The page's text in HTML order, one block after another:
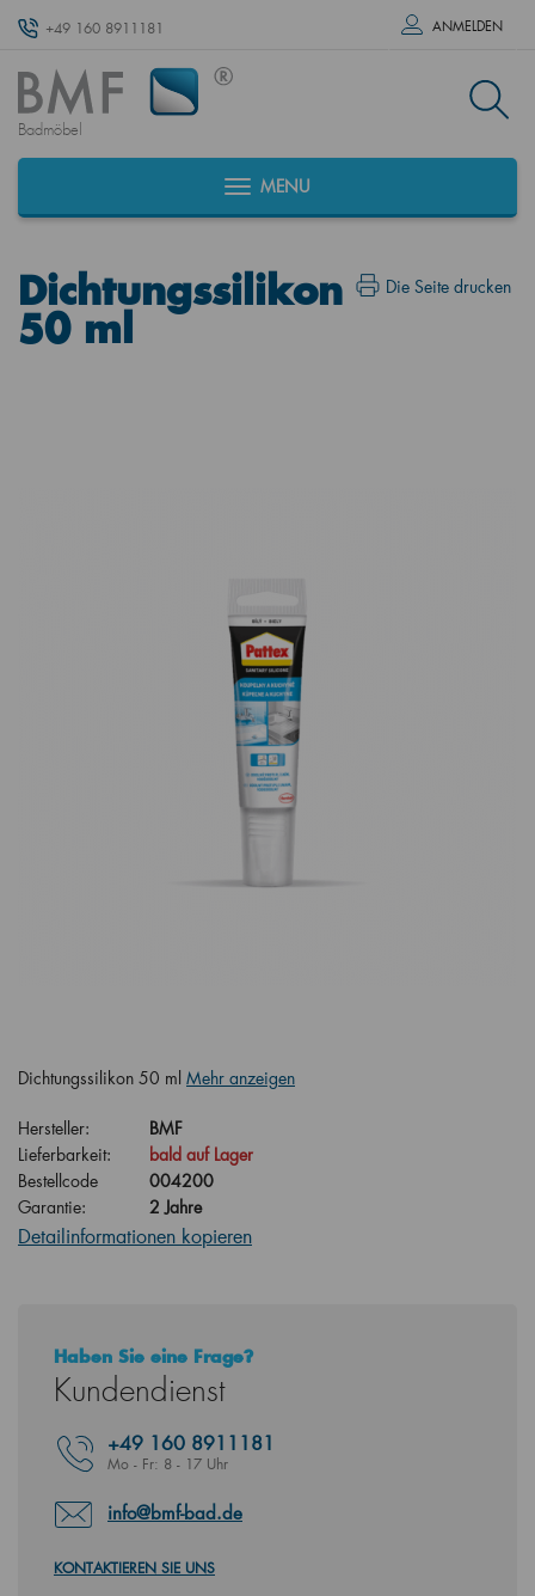
+49 160 8911181 ANMELDEN
Badmöbel
MENU
Die Seite drucken
Dichtungssilikon
50 ml
Dichtungssilikon 50 ml Mehr anzeigen
Hersteller:
BMF
Lieferbarkeit:
bald auf Lager
Bestellcode
004200
Garantie:
2 Jahre
Detailinformationen kopieren
Haben Sie eine Frage?
Kundendienst
+49 160 8911181
Mo - Fr: 8 - 17 Uhr
info@bmf-bad.de
KONTAKTIEREN SIE UNS